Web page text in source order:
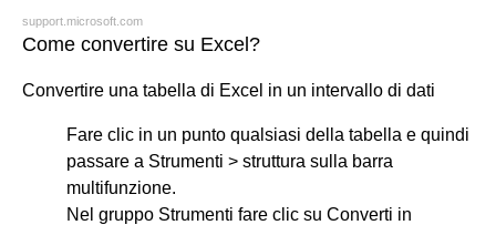
support.microsoft.com
Come convertire su Excel?
Convertire una tabella di Excel in un intervallo di dati
Fare clic in un punto qualsiasi della tabella e quindi
passare a Strumenti > struttura sulla barra
multifunzione.
Nel gruppo Strumenti fare clic su Converti in